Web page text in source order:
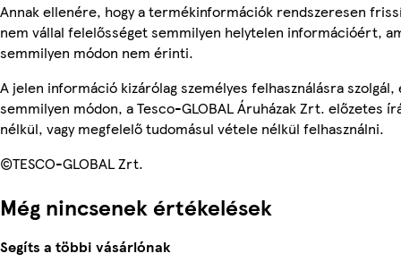
Annak ellenére, hogy a termékinformációk rendszeresen
nem vállal felelősséget semmilyen helytelen információért,
semmilyen módon nem érinti.
A jelen információ kizárólag személyes felhasználásra
semmilyen módon, a Tesco-GLOBAL Áruházak Zrt. előzetes
nélkül, vagy megfelelő tudomásul vétele nélkül felhasználni.
©TESCO-GLOBAL Zrt.
Még nincsenek értékelések
Segíts a többi vásárlónak